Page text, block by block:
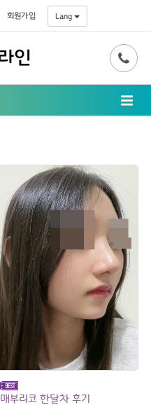
회원가입 Lang
매부리코 한달차 후기